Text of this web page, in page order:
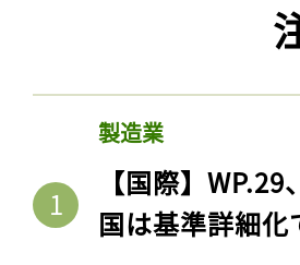
製造業
【国際】
国は基準詳細化